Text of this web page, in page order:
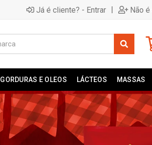
Já é cliente? - Entrar | Não
GORDURAS E OLEOS LÁCTEOS MASSAS